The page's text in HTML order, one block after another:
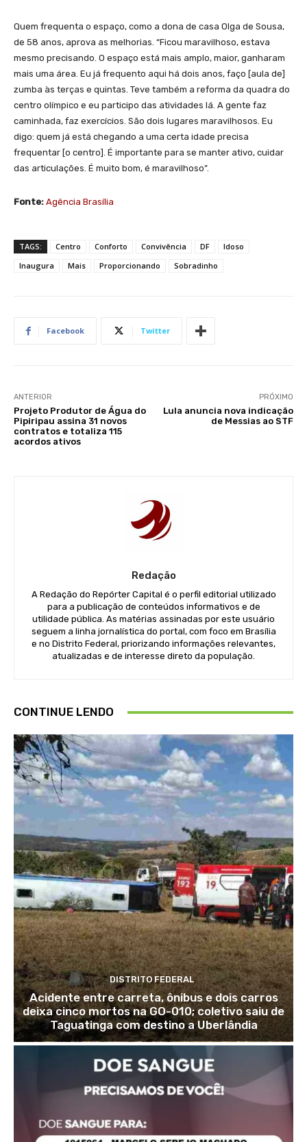
Quem frequenta o espaço, como a dona de casa Olga de Sousa,
de 58 anos, aprova as melhorias. “Ficou maravilhoso, estava
mesmo precisando. O espaço está mais amplo, maior, ganharam
mais uma área. Eu já frequento aqui há dois anos, faço [aula de]
zumba às terças e quintas. Teve também a reforma da quadra do
centro olímpico e eu participo das atividades lá. A gente faz
caminhada, faz exercícios. São dois lugares maravilhosos. Eu
digo: quem já está chegando a uma certa idade precisa
frequentar [o centro]. É importante para se manter ativo, cuidar
das articulações. É muito bom, é maravilhoso”.
Fonte: Agência Brasília
TAGS: Centro Conforto Convivência DF
Idoso
Inaugura
Mais Proporcionando Sobradinho
Facebook Twitter
ANTERIOR
Projeto Produtor de Água do
Pipiripau assina 31 novos
contratos e totaliza 115
acordos ativos
PRÓXIMO
Lula anuncia nova indicação
de Messias ao STF
Redação
A Redação do Repórter Capital é o perfil editorial utilizado
para a publicação de conteúdos informativos e de
utilidade pública. As matérias assinadas por este usuário
seguem a linha jornalística do portal, com foco em Brasília
e no Distrito Federal, priorizando informações relevantes,
atualizadas e de interesse direto da população.
CONTINUE LENDO
DISTRITO FEDERAL
Acidente entre carreta, ônibus e dois carros
deixa cinco mortos na GO-010; coletivo saiu de
Taguatinga com destino a Uberlândia